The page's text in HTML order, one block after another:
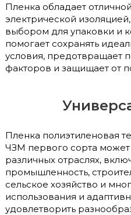
Пленка обладает
электрической
выбором для упаковки и
помогает сохранять
условия, предотвращает
факторов и защищает от
Пленка полиэтиленовая
ЧЗМ первого сорта может
различных отраслях,
промышленность,
сельское хозяйство и
использования и
удовлетворить